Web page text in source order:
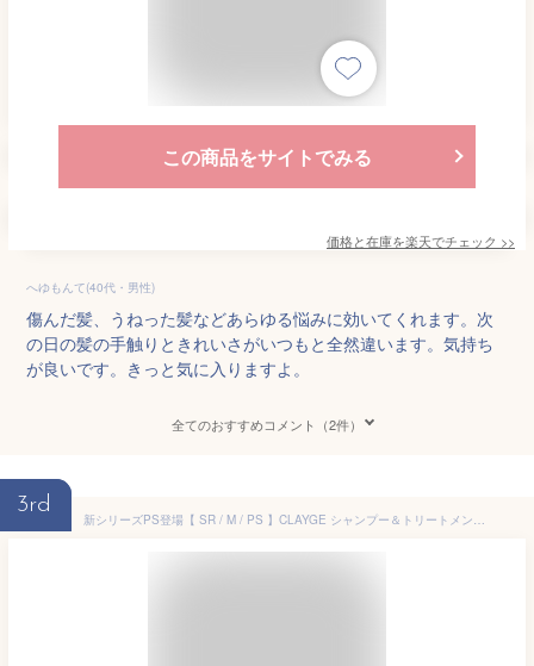
この商品をサイトでみる
価格と在庫を楽天でチェック >>
へゆもんて(40代・男性)
傷んだ髪、うねった髪などあらゆる悩みに効いてくれます。次
の日の髪の手触りときれいさがいつもと全然違います。気持ち
が良いです。きっと気に入りますよ。
全てのおすすめコメント（2件）
3rd
新シリーズPS登場【 SR / M / PS 】CLAYGE シャンプー＆トリートメント セット 各500mlノンシリコンシャンプー アミノ酸シャンプー クレージュ クレイ 泥 くせ毛 オーガニック うねり パールシャイン さらさら